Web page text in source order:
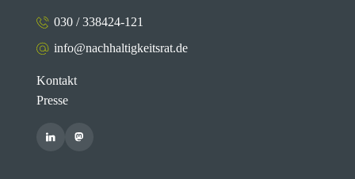
030 / 338424-121
info@nachhaltigkeitsrat.de
Kontakt
Presse